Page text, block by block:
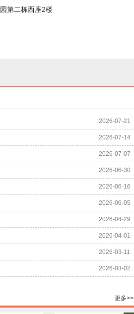
第二栋西座2楼
2026-07-21
2026-07-14
2026-07-07
2026-06-30
2026-06-16
2026-06-05
2026-04-29
2026-04-01
2026-03-11
2026-03-02
更多>>